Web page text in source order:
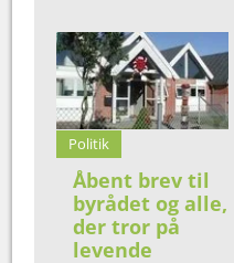
Politik
Åbent brev til
byrådet og alle,
der tror på
levende